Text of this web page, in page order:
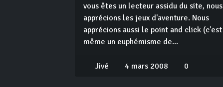
vous êtes un lecteur assidu du site, nous
apprécions les jeux d'aventure. Nous
apprécions aussi le point and click (c'est
même un euphémisme de...
Jivé 4 mars 2008 0